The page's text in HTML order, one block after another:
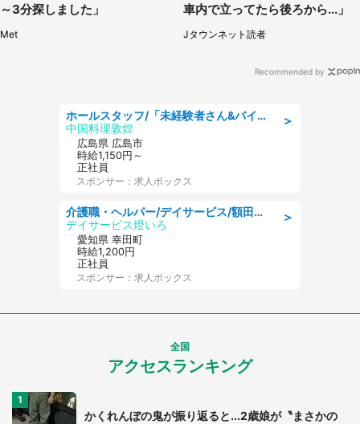
～3分探しました」
Met
車内で立ってたら後ろから...」
Jタウンネット読者
Recommended by
＞
ホールスタッフ/「未経験者さん&バイトデビューも大歓迎」残業ほぼなし×1日3時間〜勤務OK!フォロー体制も充実/広島県/広島市南区
中国料理敦煌
広島県 広島市
時給1,150円～
正社員
スポンサー：求人ボックス
＞
介護職・ヘルパー/デイサービス/額田郡幸田町/JR東海道本線 幸田/愛知県
デイサービス燈いろ
愛知県 幸田町
時給1,200円
正社員
スポンサー：求人ボックス
全国
アクセスランキング
かくれんぼの鬼が振り返ると...2歳娘が〝まさかの